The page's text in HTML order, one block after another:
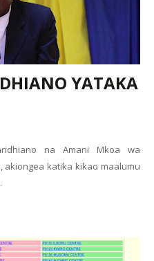
YATAKA
na Amani Mkoa wa
akiongea katika kikao maalumu